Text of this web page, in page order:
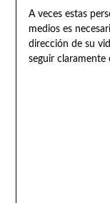
A veces estas
medios es
dirección de su
seguir claramente